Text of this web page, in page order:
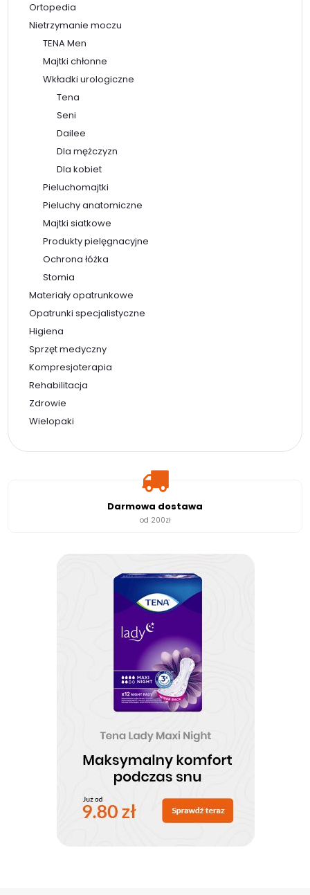
Ortopedia
Nietrzymanie moczu
TENA Men
Majtki chłonne
Wkładki urologiczne
Tena
Seni
Dailee
Dla mężczyzn
Dla kobiet
Pieluchomajtki
Pieluchy anatomiczne
Majtki siatkowe
Produkty pielęgnacyjne
Ochrona łóżka
Stomia
Materiały opatrunkowe
Opatrunki specjalistyczne
Higiena
Sprzęt medyczny
Kompresjoterapia
Rehabilitacja
Zdrowie
Wielopaki
Darmowa dostawa
od 200zł